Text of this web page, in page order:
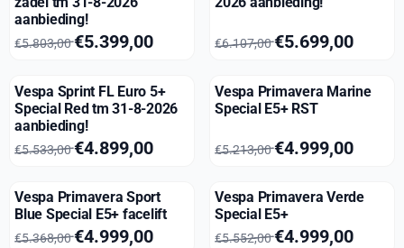
aanbieding!
Van 5 803,00 voor 5 399,00
€5.803,00€5.399,00 Van 6 107,00 voor 5 699,00
€6.107,00€5.699,00
Vespa Sprint FL Euro 5+
Special Red tm 31-8-2026
aanbieding!
Van 5 533,00 voor 4 899,00
€5.533,00€4.899,00
Vespa Primavera Marine
Special E5+ RST
Van 5 213,00 voor 4 999,00
€5.213,00€4.999,00
Vespa Primavera Sport
Blue Special E5+ facelift
Van 5 368,00 voor 4 999,00
€5.368,00€4.999,00
Vespa Primavera Verde
Special E5+
Van 5 552,00 voor 4 999,00
€5.552,00€4.999,00